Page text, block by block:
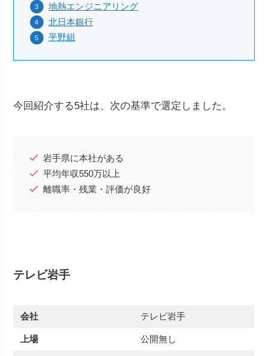
地熱エンジニアリング
北日本銀行
平野組
今回紹介する5社は、次の基準で選定しました。
岩手県に本社がある
平均年収550万以上
離職率・残業・評価が良好
テレビ岩手
会社 テレビ岩手
上場 公開無し